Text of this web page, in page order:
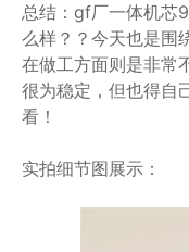
总结：gf厂一体机芯
么样？？今天也是围
在做工方面则是非常
很为稳定，但也得自
看！
实拍细节图展示：